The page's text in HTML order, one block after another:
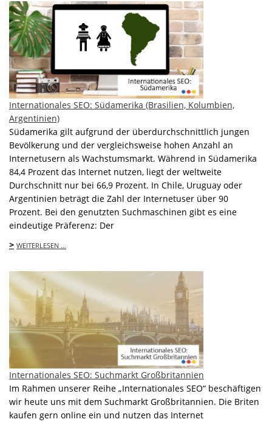
Internationales SEO: Südamerika (Brasilien, Kolumbien,
Argentinien)
Südamerika gilt aufgrund der überdurchschnittlich jungen
Bevölkerung und der vergleichsweise hohen Anzahl an
Internetusern als Wachstumsmarkt. Während in Südamerika
84,4 Prozent das Internet nutzen, liegt der weltweite
Durchschnitt nur bei 66,9 Prozent. In Chile, Uruguay oder
Argentinien beträgt die Zahl der Internetuser über 90
Prozent. Bei den genutzten Suchmaschinen gibt es eine
eindeutige Präferenz: Der
> WEITERLESEN …
Internationales SEO: Suchmarkt Großbritannien
Im Rahmen unserer Reihe „Internationales SEO“ beschäftigen
wir heute uns mit dem Suchmarkt Großbritannien. Die Briten
kaufen gern online ein und nutzen das Internet